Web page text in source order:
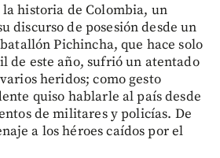
historia de Colombia, un
discurso de posesión desde un
Pichincha, que hace solo
de este año, sufrió un atentado
heridos; como gesto
quiso hablarle al país desde
de militares y policías. De
a los héroes caídos por el